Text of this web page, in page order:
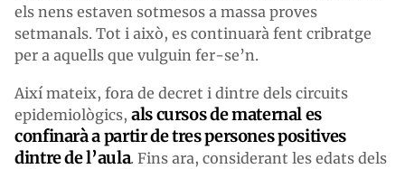
els nens estaven sotmesos a massa proves
setmanals. Tot i això, es continuarà fent cribratge
per a aquells que vulguin fer-se’n.
Així mateix, fora de decret i dintre dels circuits
epidemiològics, als cursos de maternal es
confinarà a partir de tres persones positives
dintre de l’aula. Fins ara, considerant les edats dels